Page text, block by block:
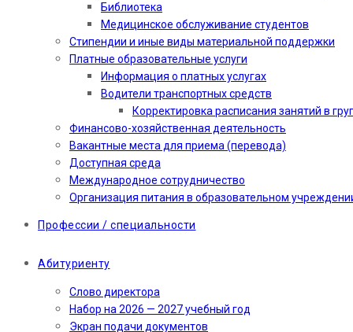
Библиотека
Медицинское обслуживание студентов
Стипендии и иные виды материальной поддержки
Платные образовательные услуги
Информация о платных услугах
Водители транспортных средств
Корректировка расписания занятий в
Финансово-хозяйственная деятельность
Вакантные места для приема (перевода)
Доступная среда
Международное сотрудничество
Организация питания в образовательном
Профессии / специальности
Абитуриенту
Слово директора
Набор на 2026 — 2027 учебный год
Экран подачи документов